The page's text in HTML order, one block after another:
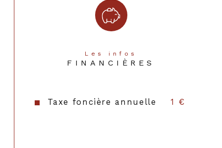
Les infos
FINANCIÈRES
Taxe foncière annuelle 1 €